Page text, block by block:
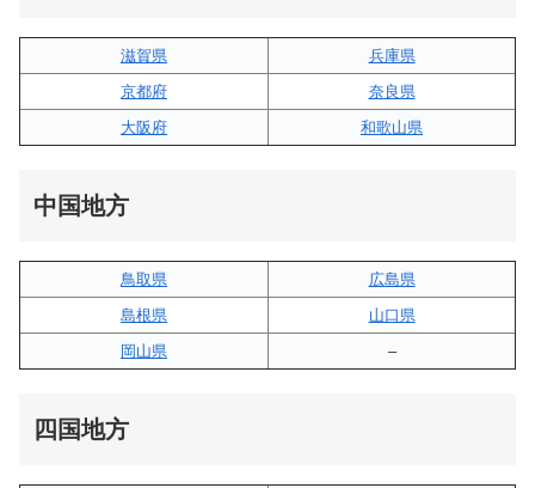
滋賀県
兵庫県
京都府
奈良県
大阪府
和歌山県
中国地方
鳥取県
広島県
島根県
山口県
岡山県
–
四国地方